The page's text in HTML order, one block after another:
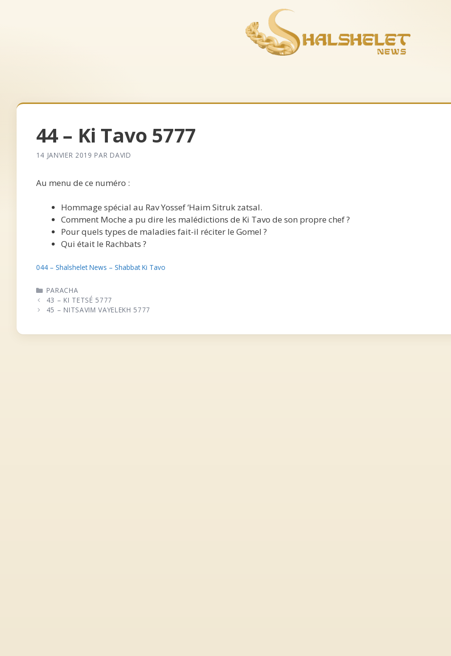
44 – Ki Tavo 5777
14 JANVIER 2019 PAR DAVID
Au menu de ce numéro :
Hommage spécial au Rav Yossef ‘Haim Sitruk zatsal.
Comment Moche a pu dire les malédictions de Ki Tavo de son propre chef ?
Pour quels types de maladies fait-il réciter le Gomel ?
Qui était le Rachbats ?
044 – Shalshelet News – Shabbat Ki Tavo
CATÉGORIES
PARACHA
43 – KI TETSÉ 5777
45 – NITSAVIM VAYELEKH 5777